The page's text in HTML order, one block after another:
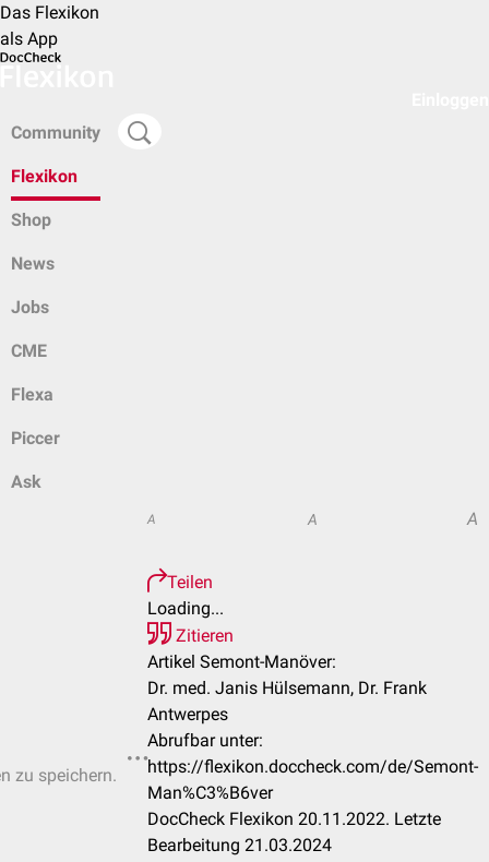
Das Flexikon
als App
Community
Flexikon
Shop
News
Jobs
CME
Flexa
Piccer
Ask
zu speichern.
A A A
Teilen
Loading...
Zitieren
Artikel Semont-Manöver:
Dr. med. Janis Hülsemann, Dr. Frank
Antwerpes
Abrufbar unter:
https://flexikon.doccheck.com/de/Semont-
Man%C3%B6ver
DocCheck Flexikon 20.11.2022. Letzte
Bearbeitung 21.03.2024